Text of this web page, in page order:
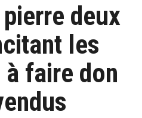
pierre deux
les
faire don